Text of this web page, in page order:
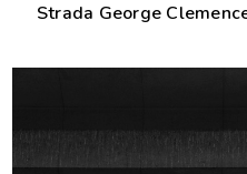
Strada George